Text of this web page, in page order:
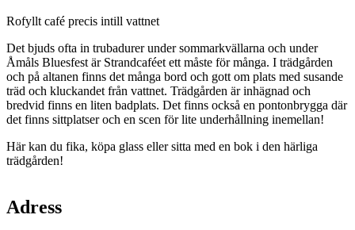
Beskrivning
Rofyllt café precis intill vattnet
Det bjuds ofta in trubadurer under sommarkvällarna och under
Åmåls Bluesfest är Strandcaféet ett måste för många. I trädgården
och på altanen finns det många bord och gott om plats med susande
träd och kluckandet från vattnet. Trädgården är inhägnad och
bredvid finns en liten badplats. Det finns också en pontonbrygga där
det finns sittplatser och en scen för lite underhållning inemellan!
Här kan du fika, köpa glass eller sitta med en bok i den härliga
trädgården!
Adress